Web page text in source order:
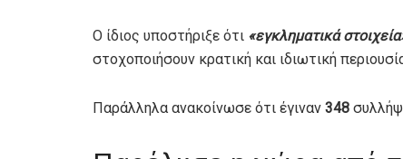
Ο ίδιος υποστήριξε ότι «εγκληματικά
στοχοποιήσουν κρατική και ιδιωτική
Παράλληλα ανακοίνωσε ότι έγιναν 348